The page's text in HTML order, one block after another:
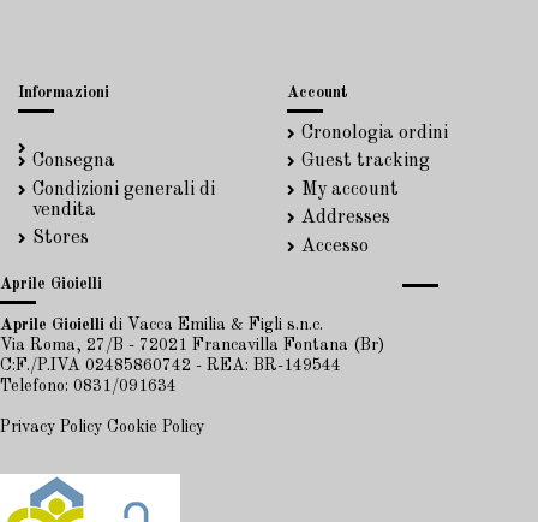
Informazioni
Consegna
Condizioni generali di
vendita
Stores
Account
Cronologia ordini
Guest tracking
My account
Addresses
Accesso
Aprile Gioielli
Aprile Gioielli di Vacca Emilia & Figli s.n.c.
Via Roma, 27/B - 72021 Francavilla Fontana (Br)
C:F./P.IVA 02485860742 - REA: BR-149544
Telefono: 0831/091634
Privacy Policy Cookie Policy